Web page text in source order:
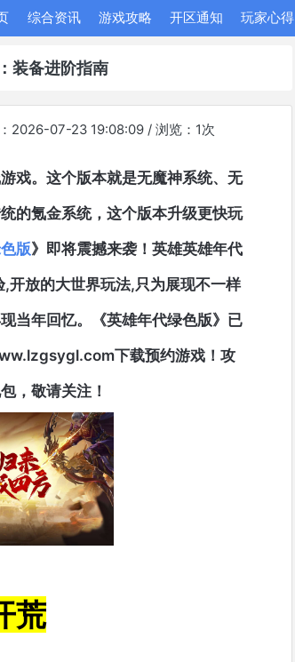
综合资讯 游戏攻略 开区通知 玩家心得
装备进阶指南
2026-07-23 19:08:09 / 浏览： 1次
戏。这个版本就是无魔神系统、无
的氪金系统，这个版本升级更快玩
版》即将震撼来袭！英雄英雄年代
开放的大世界玩法,只为展现不一样
当年回忆。《英雄年代绿色版》已
下载预约游戏！攻
，敬请关注！
荒